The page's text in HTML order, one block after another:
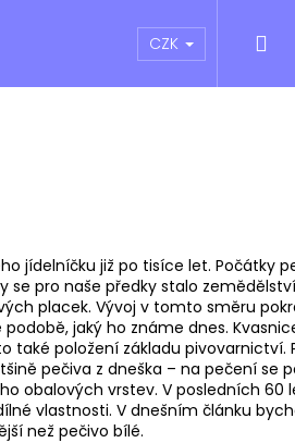
Ostatní sporty Outlet
CZK
jídelníčku již po tisíce let. Počátky
se pro naše předky stalo
placek. Vývoj v tomto směru
jaký ho známe dnes.
také položení základu pivovarnictví.
pečiva z dneška – na pečení se
obalových vrstev. V posledních 60
vlastnosti. V dnešním článku
než pečivo bílé.